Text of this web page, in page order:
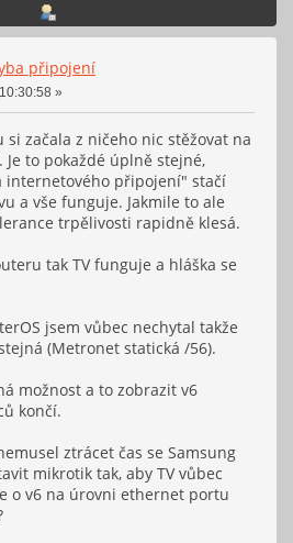
připojení
»
si začala z ničeho nic stěžovat na
Je to pokaždé úplně stejné,
internetového připojení" stačí
a vše funguje. Jakmile to ale
trpělivosti rapidně klesá.
tak TV funguje a hláška se
jsem vůbec nechytal takže
(Metronet statická /56).
možnost a to zobrazit v6
končí.
ztrácet čas se Samsung
mikrotik tak, aby TV vůbec
o v6 na úrovni ethernet portu